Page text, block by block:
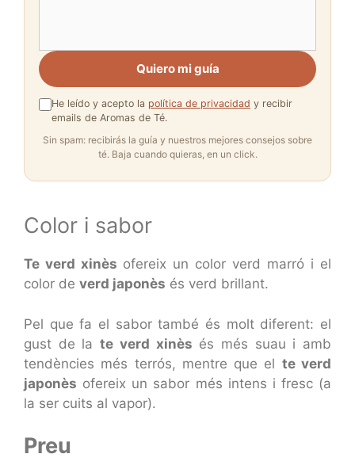
Quiero mi guía
He leído y acepto la política de privacidad y recibir
emails de Aromas de Té.
Sin spam: recibirás la guía y nuestros mejores consejos sobre
té. Baja cuando quieras, en un click.
Color i sabor
Te verd xinès ofereix un color verd marró i el
color de verd japonès és verd brillant.
Pel que fa el sabor també és molt diferent: el
gust de late verd xinès és més suau i amb
tendències més terrós, mentre que el te verd
japonès ofereix un sabor més intens i fresc (a
la ser cuits al vapor).
Preu